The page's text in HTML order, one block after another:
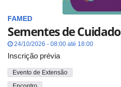
FAMED
Sementes de Cuidado
24/10/2026 - 08:00 até 18:00
Inscrição prévia
Evento de Extensão